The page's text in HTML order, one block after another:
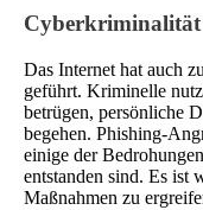
Cyberkriminalität
Das Internet hat auch
geführt. Kriminelle
betrügen, persönliche
begehen. Phishing-
einige der
entstanden sind. Es ist
Maßnahmen zu